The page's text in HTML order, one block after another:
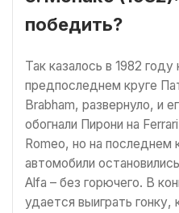
победить?
Так казалось в 1982
предпоследнем круге
Brabham, развернуло, и
обогнали Пирони на
Romeo, но на последнем
автомобили
Alfa – без горючего. В
удается выиграть